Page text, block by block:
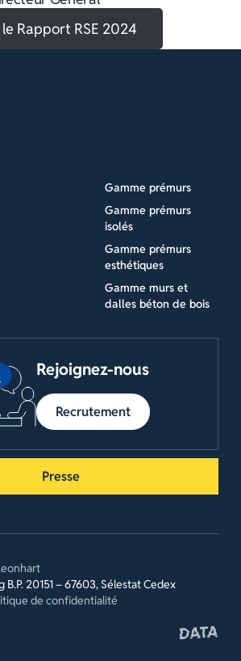
Rapport RSE 2024
Gamme prémurs
Gamme prémurs
isolés
Gamme prémurs
esthétiques
Gamme murs et
dalles béton de bois
Rejoignez-nous
Recrutement
Presse
20151 – 67603, Sélestat Cedex
de confidentialité
Site